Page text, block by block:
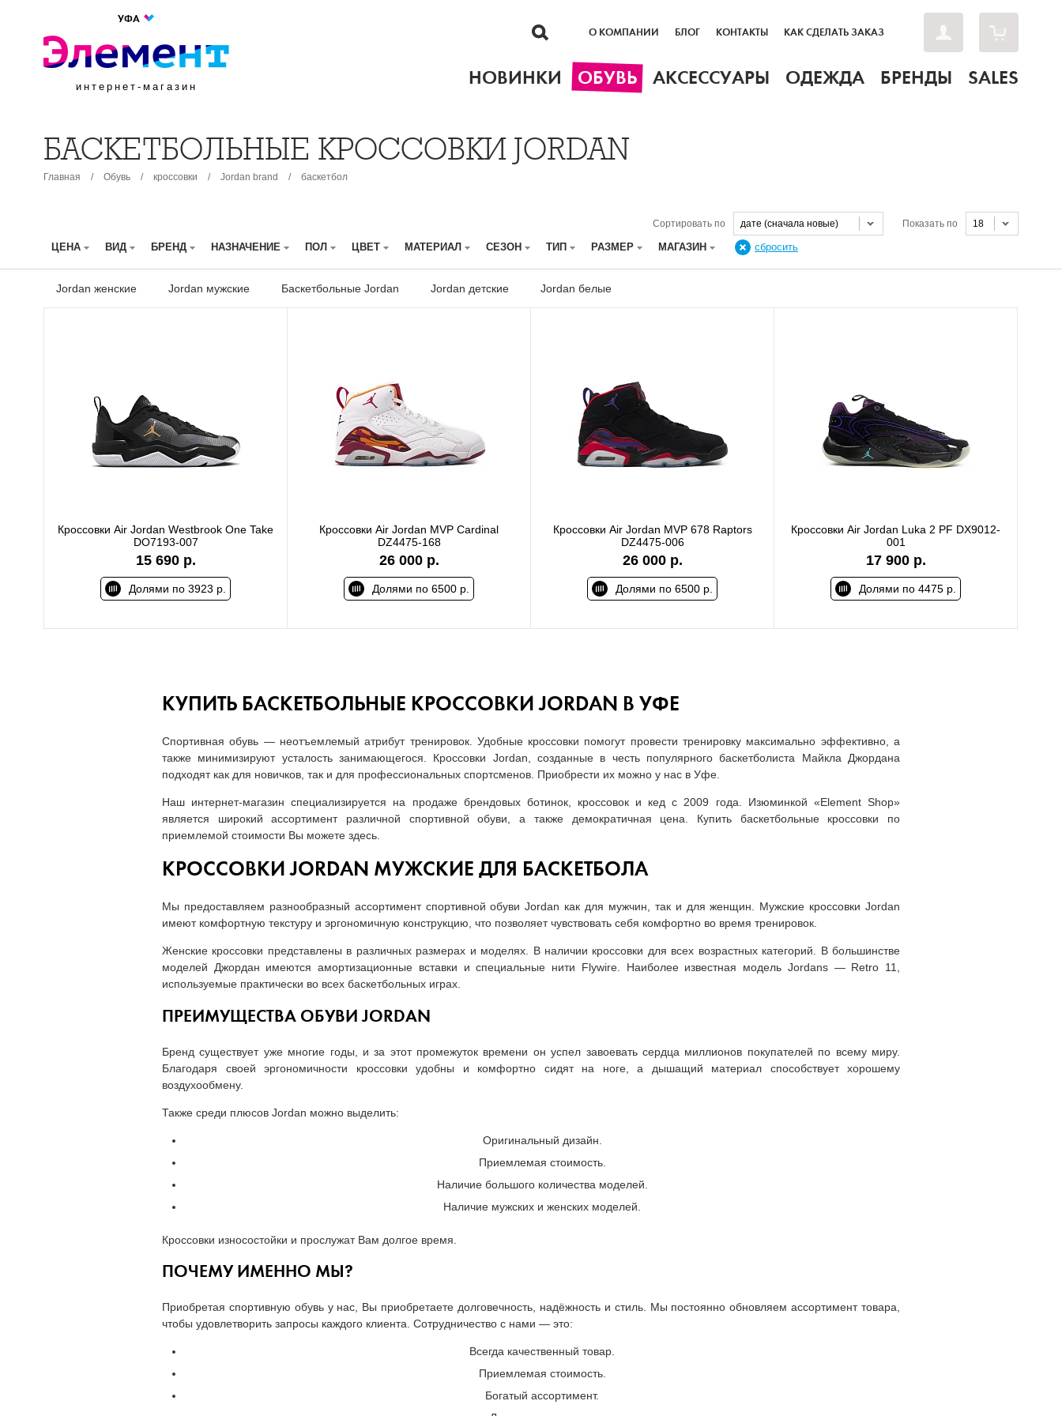
УФА
интернет-магазин
О КОМПАНИИ БЛОГ КОНТАКТЫ КАК СДЕЛАТЬ ЗАКАЗ
НОВИНКИ ОБУВЬ АКСЕССУАРЫ ОДЕЖДА БРЕНДЫ SALES
БАСКЕТБОЛЬНЫЕ КРОССОВКИ JORDAN
Главная / Обувь / кроссовки / Jordan brand / баскетбол
Показать по 18
Сортировать по дате (сначала новые)
ЦЕНА ВИД БРЕНД НАЗНАЧЕНИЕ ПОЛ ЦВЕТ МАТЕРИАЛ СЕЗОН ТИП РАЗМЕР МАГАЗИН сбросить
Jordan женские Jordan мужские Баскетбольные Jordan Jordan детские Jordan белые
Кроссовки Air Jordan Westbrook One Take
DO7193-007
15 690 р.
Долями по 3923 р.
Кроссовки Air Jordan MVP Cardinal
DZ4475-168
26 000 р.
Долями по 6500 р.
Кроссовки Air Jordan MVP 678 Raptors
DZ4475-006
26 000 р.
Долями по 6500 р.
Кроссовки Air Jordan Luka 2 PF DX9012-
001
17 900 р.
Долями по 4475 р.
КУПИТЬ БАСКЕТБОЛЬНЫЕ КРОССОВКИ JORDAN В УФЕ
Спортивная обувь — неотъемлемый атрибут тренировок. Удобные кроссовки помогут провести тренировку максимально эффективно, а
также минимизируют усталость занимающегося. Кроссовки Jordan, созданные в честь популярного баскетболиста Майкла Джордана
подходят как для новичков, так и для профессиональных спортсменов. Приобрести их можно у нас в Уфе.
Наш интернет-магазин специализируется на продаже брендовых ботинок, кроссовок и кед с 2009 года. Изюминкой «Element Shop»
является широкий ассортимент различной спортивной обуви, а также демократичная цена. Купить баскетбольные кроссовки по
приемлемой стоимости Вы можете здесь.
КРОССОВКИ JORDAN МУЖСКИЕ ДЛЯ БАСКЕТБОЛА
Мы предоставляем разнообразный ассортимент спортивной обуви Jordan как для мужчин, так и для женщин. Мужские кроссовки Jordan
имеют комфортную текстуру и эргономичную конструкцию, что позволяет чувствовать себя комфортно во время тренировок.
Женские кроссовки представлены в различных размерах и моделях. В наличии кроссовки для всех возрастных категорий. В большинстве
моделей Джордан имеются амортизационные вставки и специальные нити Flywire. Наиболее известная модель Jordans — Retro 11,
используемые практически во всех баскетбольных играх.
ПРЕИМУЩЕСТВА ОБУВИ JORDAN
Бренд существует уже многие годы, и за этот промежуток времени он успел завоевать сердца миллионов покупателей по всему миру.
Благодаря своей эргономичности кроссовки удобны и комфортно сидят на ноге, а дышащий материал способствует хорошему
воздухообмену.
Также среди плюсов Jordan можно выделить:
Оригинальный дизайн.
Приемлемая стоимость.
Наличие большого количества моделей.
Наличие мужских и женских моделей.
Кроссовки износостойки и прослужат Вам долгое время.
ПОЧЕМУ ИМЕННО МЫ?
Приобретая спортивную обувь у нас, Вы приобретаете долговечность, надёжность и стиль. Мы постоянно обновляем ассортимент товара,
чтобы удовлетворить запросы каждого клиента. Сотрудничество с нами — это:
Всегда качественный товар.
Приемлемая стоимость.
Богатый ассортимент.